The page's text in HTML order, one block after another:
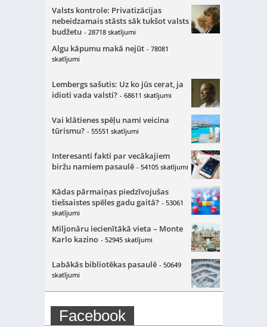
Valsts kontrole: Privatizācijas
nebeidzamais stāsts sāk tukšot valsts
budžetu - 28718 skatījumi
Algu kāpumu makā nejūt - 78081
skatījumi
Lembergs sašutis: Uz ko jūs cerat, ja
idioti vada valsti? - 68611 skatījumi
Vai klātienes spēļu nami veicina
tūrismu? - 55551 skatījumi
Interesanti fakti par vecākajiem
biržu namiem pasaulē - 54105 skatījumi
Kādas pārmaiņas piedzīvojušas
tiešsaistes spēles gadu gaitā? - 53061
skatījumi
Miljonāru iecienītākā vieta – Monte
Karlo kazino - 52945 skatījumi
Labākās bibliotēkas pasaulē - 50649
skatījumi
Facebook